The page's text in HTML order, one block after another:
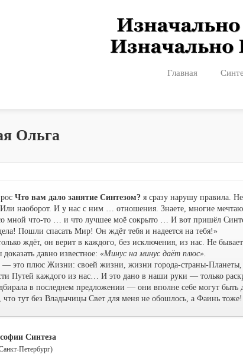
Главная
Ольга
Что вам дало занятие Синтезом? я сразу нарушу правила.
наоборот. И у нас с ним … отношения. Знаете, многие
мной что-то … и что лучшее моё сокрыто … И вот пришёл
Пошли спасать Мир! Он ждёт тебя и надеется на тебя!»
ждёт, он верит в каждого, без исключения, из нас. Не
давно известное: «Минус на минус даёт плюс».
это плюс Жизни: своей жизни, жизни города-страны-
Путей каждого из нас… И это дано в наши руки — только
в последнем предложении — они вполне себе могут
что тут без Владычицы Свет для меня не обошлось, а Фаинь
Синтеза
Петербург)